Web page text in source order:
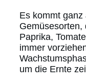
Es kommt
Gemüsesorten,
Paprika,
immer
um die Ernte